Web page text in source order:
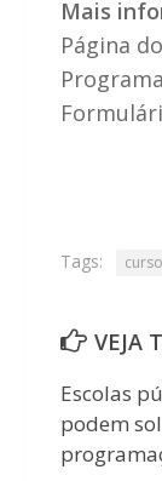
Mais
Página
Tags: curso
VEJA
Escolas
podem